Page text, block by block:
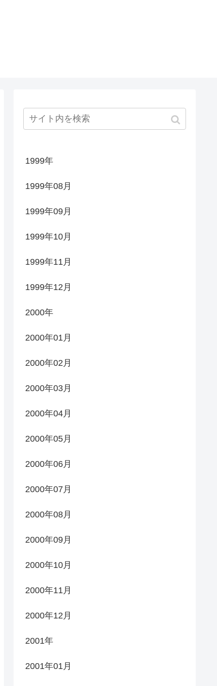
1999年
1999年08月
1999年09月
1999年10月
1999年11月
1999年12月
2000年
2000年01月
2000年02月
2000年03月
2000年04月
2000年05月
2000年06月
2000年07月
2000年08月
2000年09月
2000年10月
2000年11月
2000年12月
2001年
2001年01月